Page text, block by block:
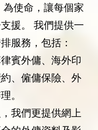
為使命，讓每個家
援。 我們提供一
服務，包括：
賓外傭、海外印
、僱傭保險、外
。
我們更提供網上